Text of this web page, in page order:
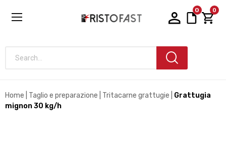
0 0
Search...
Home Taglio e preparazione Tritacarne grattugie
Grattugia
mignon 30 kg/h